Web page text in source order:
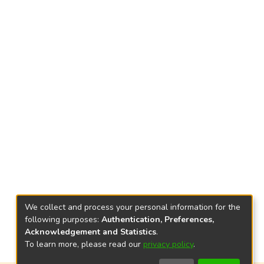
We collect and process your personal information for the
following purposes: Authentication, Preferences,
Acknowledgement and Statistics.
To learn more, please read our privacy policy.